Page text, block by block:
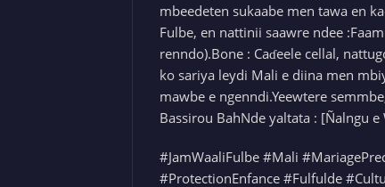
mbeedeten sukaabe men tawa en
Fulbe, en nattinii saawre ndee
renndo).Bone : Caɗeele cellal,
ko sariya leydi Mali e diina men
mawbe e ngenndi.Yeewtere
Bassirou BahNde yaltata : [Ñalngu e
#JamWaaliFulbe #Mali
#ProtectionEnfance #Fulfulde